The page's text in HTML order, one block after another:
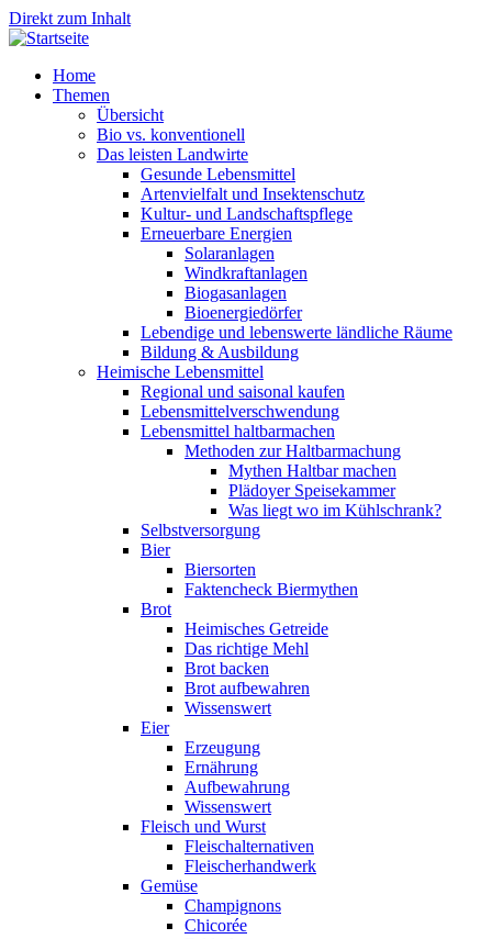
Direkt zum Inhalt
Home
Themen
Übersicht
Bio vs. konventionell
Das leisten Landwirte
Gesunde Lebensmittel
Artenvielfalt und Insektenschutz
Kultur- und Landschaftspflege
Erneuerbare Energien
Solaranlagen
Windkraftanlagen
Biogasanlagen
Bioenergiedörfer
Lebendige und lebenswerte ländliche Räume
Bildung & Ausbildung
Heimische Lebensmittel
Regional und saisonal kaufen
Lebensmittelverschwendung
Lebensmittel haltbarmachen
Methoden zur Haltbarmachung
Mythen Haltbar machen
Plädoyer Speisekammer
Was liegt wo im Kühlschrank?
Selbstversorgung
Bier
Biersorten
Faktencheck Biermythen
Brot
Heimisches Getreide
Das richtige Mehl
Brot backen
Brot aufbewahren
Wissenswert
Eier
Erzeugung
Ernährung
Aufbewahrung
Wissenswert
Fleisch und Wurst
Fleischalternativen
Fleischerhandwerk
Gemüse
Champignons
Chicorée